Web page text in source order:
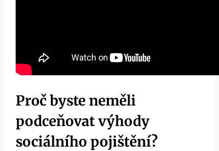
Proč byste neměli
podceňovat výhody
sociálního pojištění?